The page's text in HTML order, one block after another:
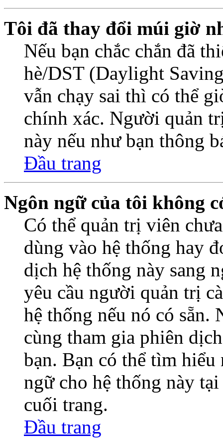
Tôi đã thay đổi múi giờ
Nếu bạn chắc chắn đã
hè/DST (Daylight
vẫn chạy sai thì có thể
chính xác. Người quản
này nếu như bạn thông
Đầu trang
Ngôn ngữ của tôi không
Có thể quản trị viên
dùng vào hệ thống hay
dịch hệ thống này sang
yêu cầu người quản trị
hệ thống nếu nó có sẵn.
cùng tham gia phiên
bạn. Bạn có thể tìm
ngữ cho hệ thống này
cuối trang.
Đầu trang